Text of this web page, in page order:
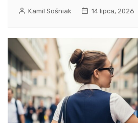
Kamil Sośniak 14 lipca, 2026